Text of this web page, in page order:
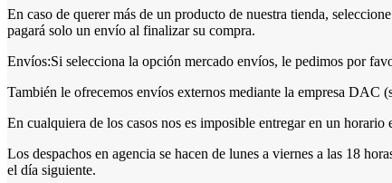
En caso de querer más de un producto de nuestra tienda,
pagará solo un envío al finalizar su compra.
Envíos:Si selecciona la opción mercado envíos, le pedimos por
También le ofrecemos envíos externos mediante la empresa
En cualquiera de los casos nos es imposible entregar en un
Los despachos en agencia se hacen de lunes a viernes a las 18
el día siguiente.